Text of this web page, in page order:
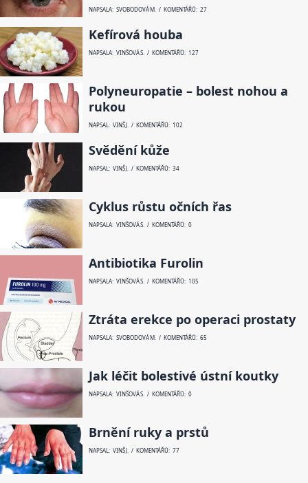
NAPSALA: SVOBODOVÁ M. / KOMENTÁŘŮ: 27
Kefírová houba
NAPSALA: VINŠOVÁ S. / KOMENTÁŘŮ: 127
Polyneuropatie – bolest nohou a
rukou
NAPSAL: VINŠ J. / KOMENTÁŘŮ: 102
Svědění kůže
NAPSAL: VINŠ J. / KOMENTÁŘŮ: 34
Cyklus růstu očních řas
NAPSALA: VINŠOVÁ S. / KOMENTÁŘŮ: 0
Antibiotika Furolin
NAPSALA: VINŠOVÁ S. / KOMENTÁŘŮ: 105
Ztráta erekce po operaci prostaty
NAPSALA: SVOBODOVÁ M. / KOMENTÁŘŮ: 65
Jak léčit bolestivé ústní koutky
NAPSALA: VINŠOVÁ S. / KOMENTÁŘŮ: 0
Brnění ruky a prstů
NAPSAL: VINŠ J. / KOMENTÁŘŮ: 77